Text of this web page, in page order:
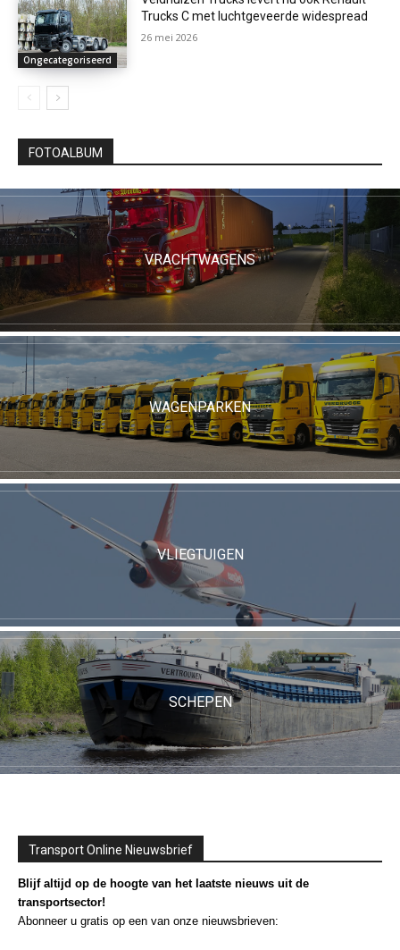
Ongecategoriseerd
Trucks C met luchtgeveerde widespread
26 mei 2026
FOTOALBUM
VRACHTWAGENS
WAGENPARKEN
VLIEGTUIGEN
SCHEPEN
Transport Online Nieuwsbrief
Blijf altijd op de hoogte van het laatste nieuws uit de
transportsector!
Abonneer u gratis op een van onze nieuwsbrieven: